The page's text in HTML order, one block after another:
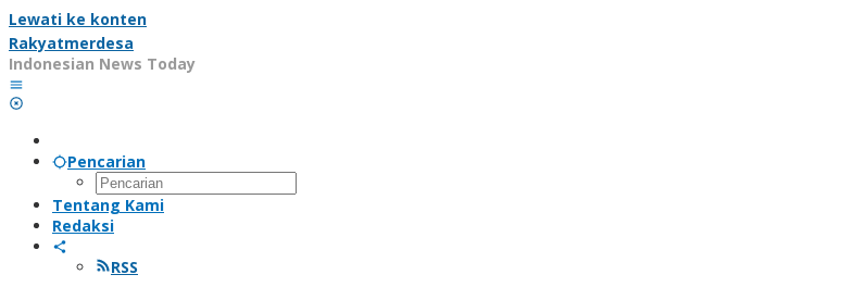
Lewati ke konten
Rakyatmerdesa
Indonesian News Today
Pencarian
Tentang Kami
Redaksi
RSS